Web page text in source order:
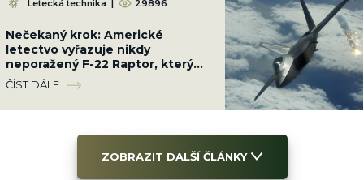
Letecká technika | 29896
Nečekaný krok: Americké
letectvo vyřazuje nikdy
neporažený F-22 Raptor, který
zničí jakékoliv letadlo světa
ČÍST DÁLE
ZOBRAZIT DALŠÍ ČLÁNKY